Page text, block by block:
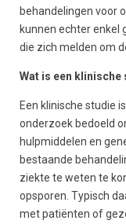
behandelingen voor
kunnen echter enkel
die zich melden om
Wat is een klinische
Een klinische studie
onderzoek bedoeld
hulpmiddelen en
bestaande
ziekte te weten te
opsporen. Typisch
met patiënten of